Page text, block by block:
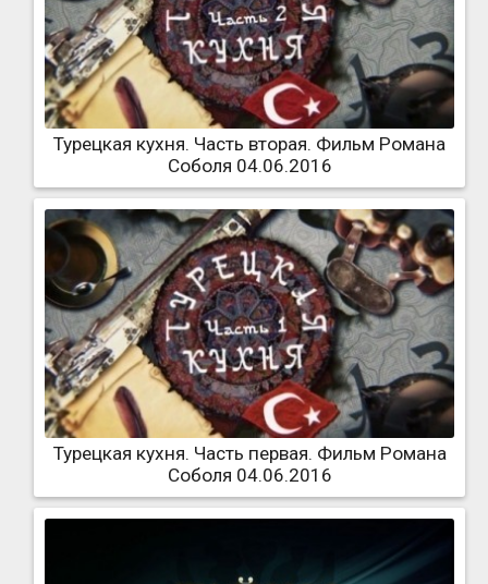
Турецкая кухня. Часть вторая. Фильм Романа
Соболя 04.06.2016
Турецкая кухня. Часть первая. Фильм Романа
Соболя 04.06.2016